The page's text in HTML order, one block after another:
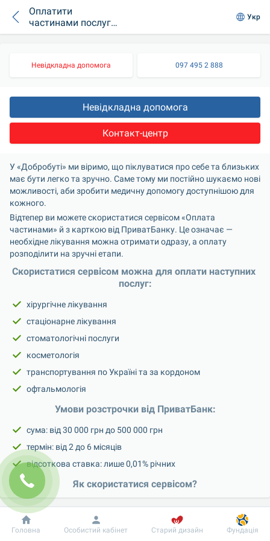
Оплатити
частинами послуги
в «Добробут» тепер
Укр
Невідкладна допомога 097 495 2 888
Невідкладна допомога
Контакт-центр
У «Добробуті» ми віримо, що піклуватися про себе та близьких
має бути легко та зручно. Саме тому ми постійно шукаємо нові
можливості, аби зробити медичну допомогу доступнішою для
кожного.
Відтепер ви можете скористатися сервісом «Оплата
частинами» й з карткою від ПриватБанку. Це означає —
необхідне лікування можна отримати одразу, а оплату
розподілити на зручні етапи.
Скористатися сервісом можна для оплати наступних
послуг:
хірургічне лікування
стаціонарне лікування
стоматологічні послуги
косметологія
транспортування по Україні та за кордоном
офтальмологія
Умови розстрочки від ПриватБанк:
сума: від 30 000 грн до 500 000 грн
термін: від 2 до 6 місяців
відсоткова ставка: лише 0,01% річних
Як скористатися сервісом?
Щоб скористатися пропозицією, потрібно мати діючу
кредитну картку «Універсальна», «Універсальна Gold»
або преміальну картку від ПриватБанку. Якщо у вас ще
Добробут Інформація Пацієнту
Головна Особистий кабінет Старий дизайн Фундація